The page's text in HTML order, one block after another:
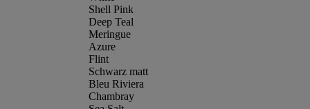
Shell Pink
Deep Teal
Meringue
Azure
Flint
Schwarz matt
Bleu Riviera
Chambray